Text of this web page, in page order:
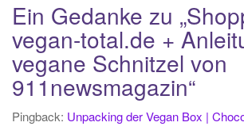
Ein Gedanke zu „
vegan-total.de +
vegane Schnitzel von
911newsmagazin“
Pingback: Unpacking der Vegan Box |